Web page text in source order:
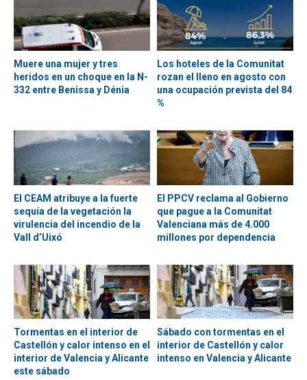
Muere una mujer y tres
heridos en un choque en la N-
332 entre Benissa y Dénia
Los hoteles de la Comunitat
rozan el lleno en agosto con
una ocupación prevista del 84
%
El CEAM atribuye a la fuerte
sequía de la vegetación la
virulencia del incendio de la
Vall d’Uixó
El PPCV reclama al Gobierno
que pague a la Comunitat
Valenciana más de 4.000
millones por dependencia
Tormentas en el interior de
Castellón y calor intenso en el
interior de Valencia y Alicante
este sábado
Sábado con tormentas en el
interior de Castellón y calor
intenso en Valencia y Alicante